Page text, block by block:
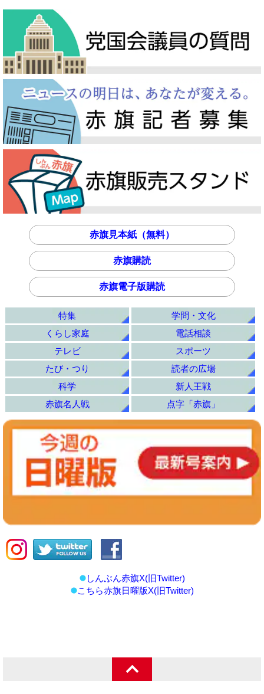
赤旗見本紙（無料）
赤旗購読
赤旗電子版購読
特集
学問・文化
くらし家庭
電話相談
テレビ
スポーツ
たび・つり
読者の広場
科学
新人王戦
赤旗名人戦
点字「赤旗」
しんぶん赤旗X(旧Twitter)
こちら赤旗日曜版X(旧Twitter)